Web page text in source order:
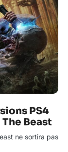
PS4
Beast
ne sortira pas